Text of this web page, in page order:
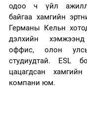
одоо ч үйл
байгаа хамгийн
Германы Кельн
дэлхийн
оффис, олон
студиудтай. ESL
цацагдсан
компани юм.